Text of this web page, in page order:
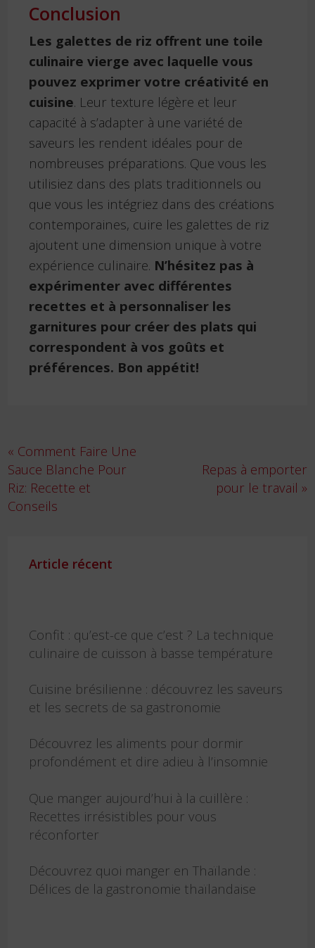
Conclusion
Les galettes de riz offrent une toile
culinaire vierge avec laquelle vous
pouvez exprimer votre créativité en
cuisine. Leur texture légère et leur
capacité à s’adapter à une variété de
saveurs les rendent idéales pour de
nombreuses préparations. Que vous les
utilisiez dans des plats traditionnels ou
que vous les intégriez dans des créations
contemporaines, cuire les galettes de riz
ajoutent une dimension unique à votre
expérience culinaire. N’hésitez pas à
expérimenter avec différentes
recettes et à personnaliser les
garnitures pour créer des plats qui
correspondent à vos goûts et
préférences. Bon appétit!
Navigation
de
l’article
« Comment Faire Une
Sauce Blanche Pour
Riz: Recette et
Conseils
Repas à emporter
pour le travail »
Article récent
Confit : qu’est-ce que c’est ? La technique
culinaire de cuisson à basse température
Cuisine brésilienne : découvrez les saveurs
et les secrets de sa gastronomie
Découvrez les aliments pour dormir
profondément et dire adieu à l’insomnie
Que manger aujourd’hui à la cuillère :
Recettes irrésistibles pour vous
réconforter
Découvrez quoi manger en Thaïlande :
Délices de la gastronomie thaïlandaise